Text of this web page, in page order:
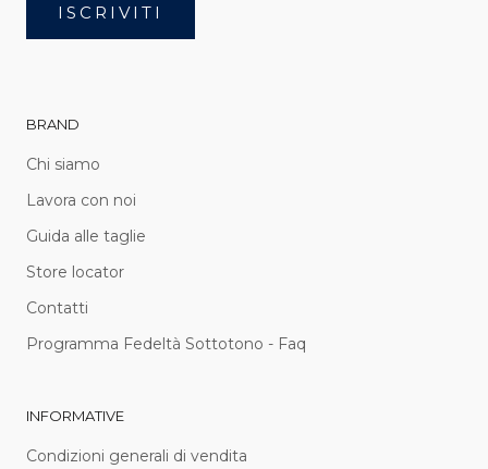
ISCRIVITI
BRAND
Chi siamo
Lavora con noi
Guida alle taglie
Store locator
Contatti
Programma Fedeltà Sottotono - Faq
INFORMATIVE
Condizioni generali di vendita